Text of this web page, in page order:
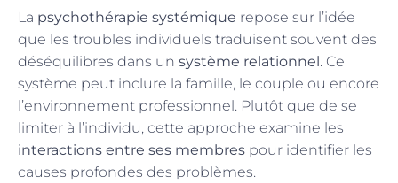
La psychothérapie systémique repose sur l’idée
que les troubles individuels traduisent souvent des
déséquilibres dans un système relationnel . Ce
système peut inclure la famille, le couple ou encore
l’environnement professionnel. Plutôt que de se
limiter à l’individu, cette approche examine les
interactions entre ses membres pour identifier les
causes profondes des problèmes.